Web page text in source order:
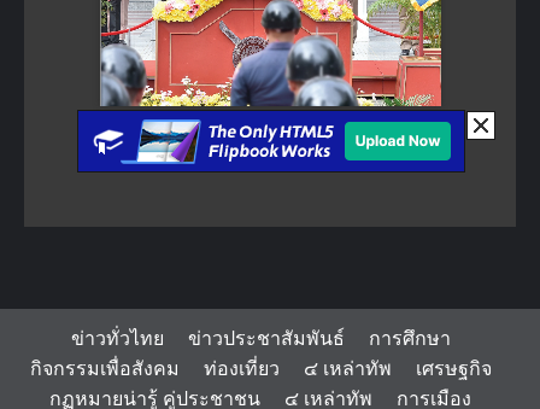
ข่าวทั่วไทย ข่าวประชาสัมพันธ์
การศึกษา
กิจกรรมเพื่อสังคม
ท่องเที่ยว ๔ เหล่าทัพ
เศรษฐกิจ
กฏหมายน่ารู้ คู่ประชาชน
๔ เหล่าทัพ การเมือง